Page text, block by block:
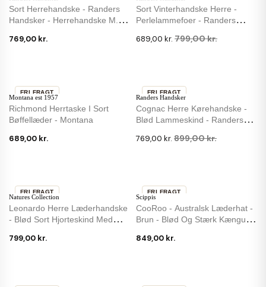
Sort Herrehandske - Randers
Handsker - Herrehandske M.
769,00 kr.
Sort Vinterhandske Herre -
Perlelammefoer - Randers
689,00 kr. 799,00 kr.
-14 %
Montana est 1957
Richmond Herrtaske I Sort
Bøffellæder - Montana
689,00 kr.
IKKE PÅ LAGER
FRI FRAGT
Randers Handsker
Cognac Herre Kørehandske -
Blød Lammeskind - Randers
769,00 kr. 899,00 kr.
FRI FRAGT
Natures Collection
Leonardo Herre Læderhandske
- Blød Sort Hjorteskind Med
799,00 kr.
FRI FRAGT
Scippis
CooRoo - Australsk Læderhat -
Brun - Blød Og Stærk Kænguru
849,00 kr.
IKKE PÅ LAGER
FRI FRAGT